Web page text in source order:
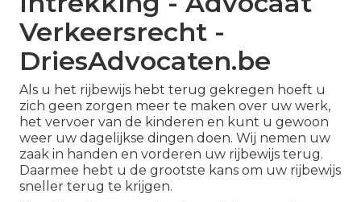
Verkeersrecht -
DriesAdvocaten.be
Als u het rijbewijs hebt terug gekregen hoeft u
zich geen zorgen meer te maken over uw werk,
het vervoer van de kinderen en kunt u gewoon
weer uw dagelijkse dingen doen. Wij nemen uw
zaak in handen en vorderen uw rijbewijs terug.
Daarmee hebt u de grootste kans om uw rijbewijs
sneller terug te krijgen.